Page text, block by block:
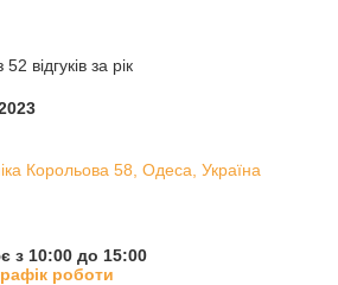
відгуків за рік
Корольова 58, Одеса, Україна
з 10:00 до 15:00
роботи